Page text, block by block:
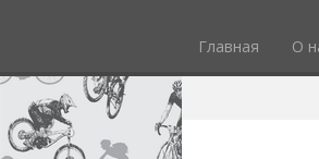
Главная О